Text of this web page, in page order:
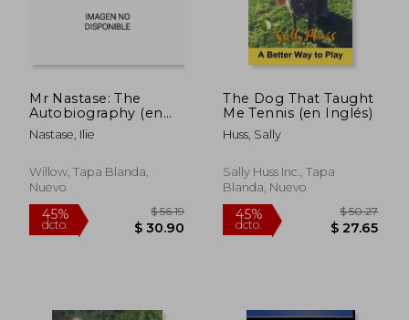
Mr Nastase: The
Autobiography (en
Inglés)
Nastase, Ilie
Willow, Tapa Blanda,
Nuevo
The Dog That Taught
Me Tennis (en Inglés)
Huss, Sally
Sally Huss Inc., Tapa
Blanda, Nuevo